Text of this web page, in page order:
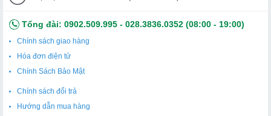
CÁCH THƯỞNG THỨC RƯỢU CHIVAS 18 HỘP QUÀ
2024 :
– Dùng nguyên chất
– Thêm một ít nước giúp lan tỏa hương vị
– Thêm đá kết hợp với soda và 1 lát chanh cho một cảm
giác sảng khoái
Tổng đài: 0902.509.995 - 028.3836.0352 (08:00 - 19:00)
Chính sách giao hàng
Hóa đơn điện tử
Chính Sách Bảo Mật
Chính sách đổi trả
Hướng dẫn mua hàng